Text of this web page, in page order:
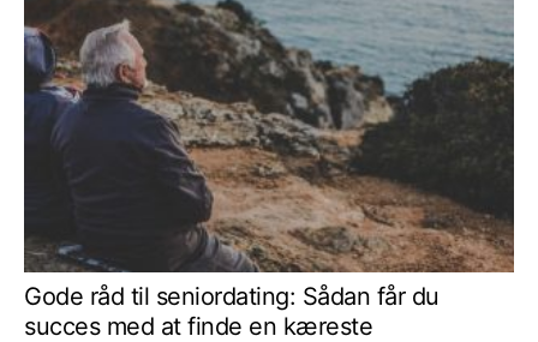
Gode råd til seniordating: Sådan får du
succes med at finde en kæreste